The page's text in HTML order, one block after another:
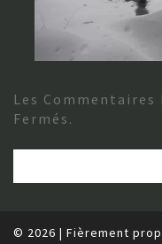
Les
Fermés.
© 2026 | Fièrement